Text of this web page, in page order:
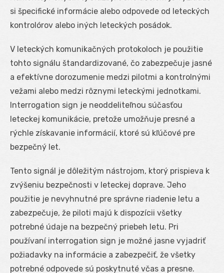
si špecifické informácie alebo odpovede od leteckých
kontrolórov alebo iných leteckých posádok.
V leteckých komunikačných protokoloch je použitie
tohto signálu štandardizované, čo zabezpečuje jasné
a efektívne dorozumenie medzi pilotmi a kontrolnými
vežami alebo medzi rôznymi leteckými jednotkami.
Interrogation sign je neoddeliteľnou súčasťou
leteckej komunikácie, pretože umožňuje presné a
rýchle získavanie informácií, ktoré sú kľúčové pre
bezpečný let.
Tento signál je dôležitým nástrojom, ktorý prispieva k
zvýšeniu bezpečnosti v leteckej doprave. Jeho
použitie je nevyhnutné pre správne riadenie letu a
zabezpečuje, že piloti majú k dispozícii všetky
potrebné údaje na bezpečný priebeh letu. Pri
používaní interrogation sign je možné jasne vyjadriť
požiadavky na informácie a zabezpečiť, že všetky
potrebné odpovede sú poskytnuté včas a presne.